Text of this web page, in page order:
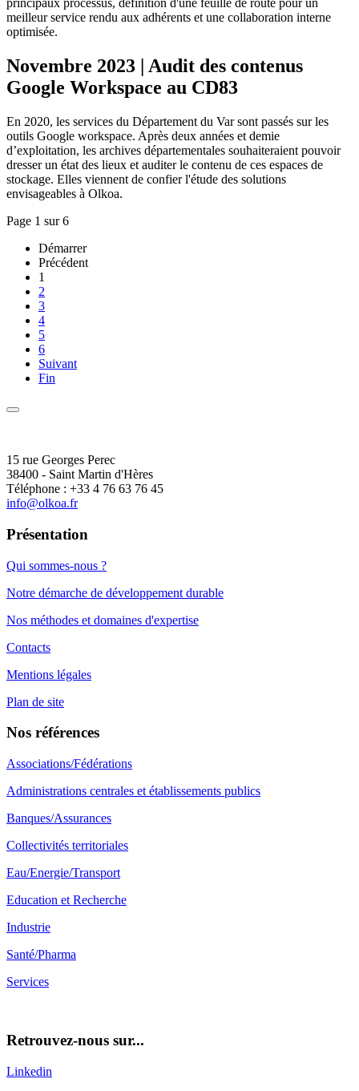
principaux processus, définition d'une feuille de route pour un
meilleur service rendu aux adhérents et une collaboration interne
optimisée.
Novembre 2023 | Audit des contenus
Google Workspace au CD83
En 2020, les services du Département du Var sont passés sur les
outils Google workspace. Après deux années et demie
d’exploitation, les archives départementales souhaiteraient pouvoir
dresser un état des lieux et auditer le contenu de ces espaces de
stockage. Elles viennent de confier l'étude des solutions
envisageables à Olkoa.
Page 1 sur 6
Démarrer
Précédent
1
2
3
4
5
6
Suivant
Fin
15 rue Georges Perec
38400 - Saint Martin d'Hères
Téléphone : +33 4 76 63 76 45
info@olkoa.fr
Présentation
Qui sommes-nous ?
Notre démarche de développement durable
Nos méthodes et domaines d'expertise
Contacts
Mentions légales
Plan de site
Nos références
Associations/Fédérations
Administrations centrales et établissements publics
Banques/Assurances
Collectivités territoriales
Eau/Energie/Transport
Education et Recherche
Industrie
Santé/Pharma
Services
Retrouvez-nous sur...
Linkedin